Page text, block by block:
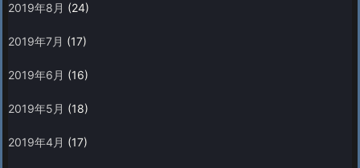
2019年8月 (24)
2019年7月 (17)
2019年6月 (16)
2019年5月 (18)
2019年4月 (17)